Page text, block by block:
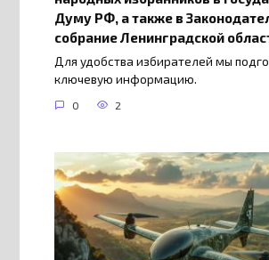
Думу РФ, а также в
собрание Ленинградской
Для удобства избирателей мы
ключевую информацию.
0 2